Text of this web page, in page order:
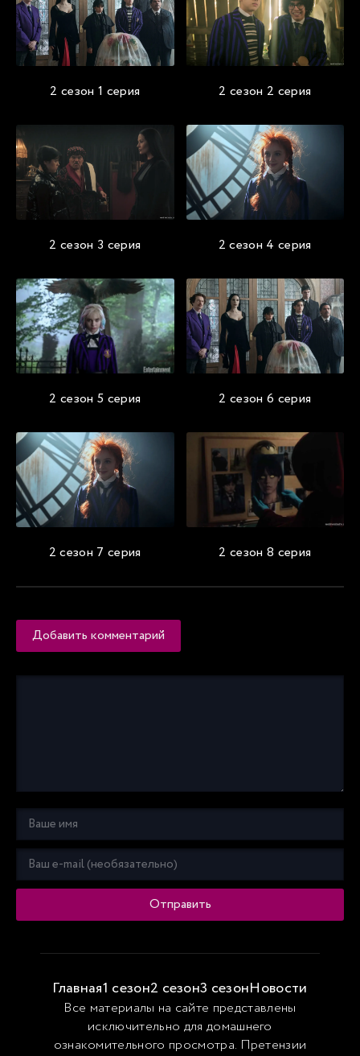
2 сезон 1 серия 2 сезон 2 серия
2 сезон 3 серия 2 сезон 4 серия
2 сезон 5 серия 2 сезон 6 серия
2 сезон 7 серия 2 сезон 8 серия
Добавить комментарий
Отправить
Главная1 сезон2 сезон3 сезонНовости
Все материалы на сайте представлены
исключительно для домашнего
ознакомительного просмотра. Претензии